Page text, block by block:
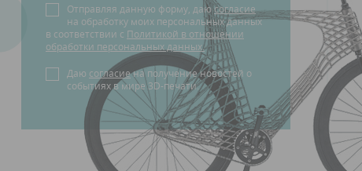
Отправляя данную форму, даюсогласие
на обработку моих персональных данных
в соответствии с Политикой в отношении
обработки персональных данных.
Даю согласиена получение новостей о
событиях в мире 3D-печати.